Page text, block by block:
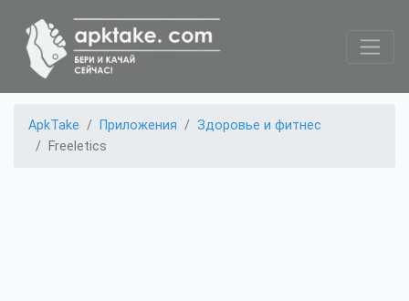
ApkTake Приложения
Здоровье и фитнес
Freeletics